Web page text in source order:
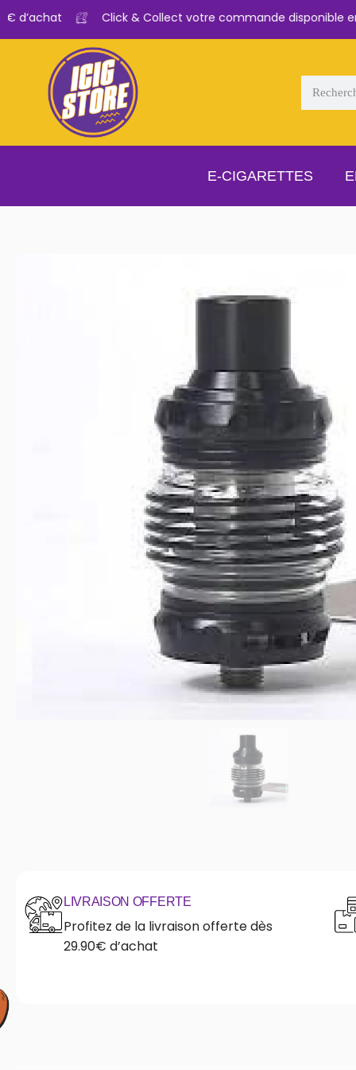
Click & Collect votre commande disponible en
E-CIGARETTES
LIVRAISON OFFERTE
Profitez de la livraison offerte dès
29.90€ d’achat